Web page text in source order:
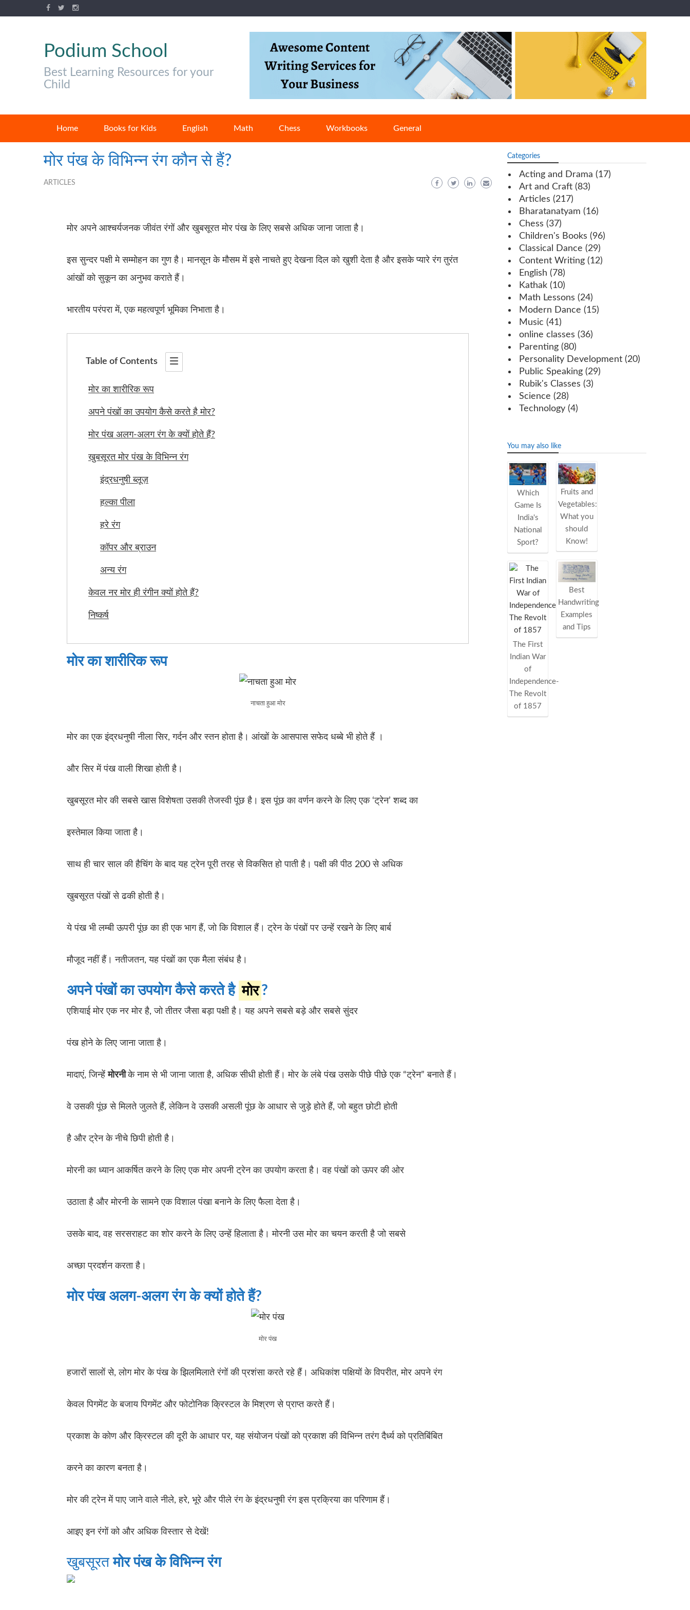
Podium School
Best Learning Resources for your
Child
Home Books for Kids English Math Chess Workbooks General
मोर पंख के विभिन्न रंग कौन से हैं?
ARTICLES
मोर अपने आश्चर्यजनक जीवंत रंगों और खुबसूरत मोर पंख के लिए सबसे अधिक जाना जाता है।
इस सुन्दर पक्षी मे सम्मोहन का गुण है। मानसून के मौसम में इसे नाचते हुए देखना दिल को खुशी देता है और इसके प्यारे रंग तुरंत
आंखों को सुकून का अनुभव कराते हैं।
भारतीय परंपरा में, एक महत्वपूर्ण भूमिका निभाता है।
Table of Contents
मोर का शारीरिक रूप
अपने पंखों का उपयोग कैसे करते है मोर?
मोर पंख अलग-अलग रंग के क्यों होते हैं?
खुबसूरत मोर पंख के विभिन्न रंग
इंद्रधनुषी ब्लूज़
हल्का पीला
हरे रंग
कॉपर और ब्राउन
अन्य रंग
केवल नर मोर ही रंगीन क्यों होते हैं?
निष्कर्ष
मोर का शारीरिक रूप
नाचता हुआ मोर
मोर का एक इंद्रधनुषी नीला सिर, गर्दन और स्तन होता है। आंखों के आसपास सफेद धब्बे भी होते हैं ।
और सिर में पंख वाली शिखा होती है।
खुबसूरत मोर की सबसे खास विशेषता उसकी तेजस्वी पूंछ है। इस पूंछ का वर्णन करने के लिए एक ‘ट्रेन’ शब्द का
इस्तेमाल किया जाता है।
साथ ही चार साल की हैचिंग के बाद यह ट्रेन पूरी तरह से विकसित हो पाती है। पक्षी की पीठ 200 से अधिक
खुबसूरत पंखों से ढकी होती है।
ये पंख भी लम्बी ऊपरी पूंछ का ही एक भाग हैं, जो कि विशाल हैं। ट्रेन के पंखों पर उन्हें रखने के लिए बार्ब
मौजूद नहीं हैं। नतीजतन, यह पंखों का एक मैला संबंध है।
अपने पंखों का उपयोग कैसे करते है मोर ?
एशियाई मोर एक नर मोर है, जो तीतर जैसा बड़ा पक्षी है। यह अपने सबसे बड़े और सबसे सुंदर
पंख होने के लिए जाना जाता है।
मादाएं, जिन्हेंमोरनीके नाम से भी जाना जाता है, अधिक सीधी होती हैं। मोर के लंबे पंख उसके पीछे पीछे एक “ट्रेन” बनाते हैं।
वे उसकी पूंछ से मिलते जुलते हैं, लेकिन वे उसकी असली पूंछ के आधार से जुड़े होते हैं, जो बहुत छोटी होती
है और ट्रेन के नीचे छिपी होती है।
मोरनी का ध्यान आकर्षित करने के लिए एक मोर अपनी ट्रेन का उपयोग करता है। वह पंखों को ऊपर की ओर
उठाता है और मोरनी के सामने एक विशाल पंखा बनाने के लिए फैला देता है।
उसके बाद, वह सरसराहट का शोर करने के लिए उन्हें हिलाता है। मोरनी उस मोर का चयन करती है जो सबसे
अच्छा प्रदर्शन करता है।
मोर पंख अलग-अलग रंग के क्यों होते हैं?
मोर पंख
हजारों सालों से, लोग मोर के पंख के झिलमिलाते रंगों की प्रशंसा करते रहे हैं। अधिकांश पक्षियों के विपरीत, मोर अपने रंग
केवल पिगमेंट के बजाय पिगमेंट और फोटोनिक क्रिस्टल के मिश्रण से प्राप्त करते हैं।
प्रकाश के कोण और क्रिस्टल की दूरी के आधार पर, यह संयोजन पंखों को प्रकाश की विभिन्न तरंग दैर्ध्य को प्रतिबिंबित
करने का कारण बनता है।
मोर की ट्रेन में पाए जाने वाले नीले, हरे, भूरे और पीले रंग के इंद्रधनुषी रंग इस प्रक्रिया का परिणाम हैं।
आइए इन रंगों को और अधिक विस्तार से देखें!
खुबसूरतमोर पंख के विभिन्न रंग
Categories
Acting and Drama (17)
Art and Craft (83)
Articles (217)
Bharatanatyam (16)
Chess (37)
Children's Books (96)
Classical Dance (29)
Content Writing (12)
English (78)
Kathak (10)
Math Lessons (24)
Modern Dance (15)
Music (41)
online classes (36)
Parenting (80)
Personality Development (20)
Public Speaking (29)
Rubik's Classes (3)
Science (28)
Technology (4)
You may also like
Which
Game Is
India's
National
Sport?
The First
Indian War
of
Independence-
The Revolt
of 1857
Fruits and
Vegetables:
What you
should
Know!
Best
Handwriting
Examples
and Tips